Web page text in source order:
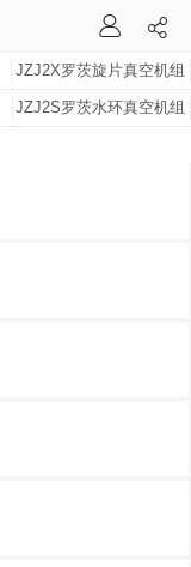
JZJ2X罗茨旋片真空机组
JZJ2S罗茨水环真空机组